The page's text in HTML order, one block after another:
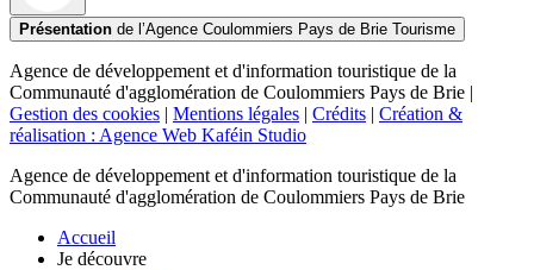
Présentation de l’Agence Coulommiers Pays de Brie Tourisme
Agence de développement et d'information touristique de la
Communauté d'agglomération de Coulommiers Pays de Brie |
Gestion des cookies | Mentions légales | Crédits | Création &
réalisation : Agence Web Kaféin Studio
Agence de développement et d'information touristique de la
Communauté d'agglomération de Coulommiers Pays de Brie
Accueil
Je découvre